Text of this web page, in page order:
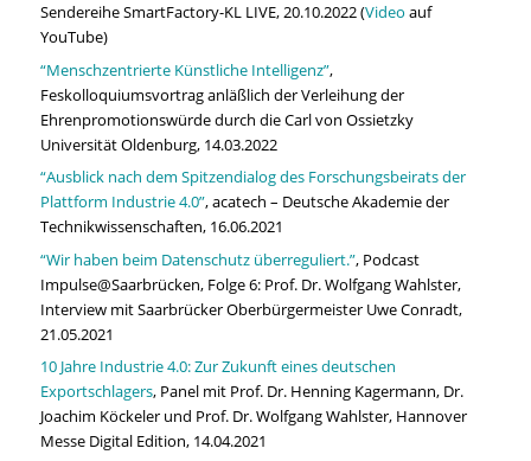
Sendereihe SmartFactory-KL LIVE, 20.10.2022 (Video auf
YouTube)
“Menschzentrierte Künstliche Intelligenz”,
Feskolloquiumsvortrag anläßlich der Verleihung der
Ehrenpromotionswürde durch die Carl von Ossietzky
Universität Oldenburg, 14.03.2022
“Ausblick nach dem Spitzendialog des Forschungsbeirats der
Plattform Industrie 4.0”, acatech – Deutsche Akademie der
Technikwissenschaften, 16.06.2021
“Wir haben beim Datenschutz überreguliert.”, Podcast
Impulse@Saarbrücken, Folge 6: Prof. Dr. Wolfgang Wahlster,
Interview mit Saarbrücker Oberbürgermeister Uwe Conradt,
21.05.2021
10 Jahre Industrie 4.0: Zur Zukunft eines deutschen
Exportschlagers, Panel mit Prof. Dr. Henning Kagermann, Dr.
Joachim Köckeler und Prof. Dr. Wolfgang Wahlster, Hannover
Messe Digital Edition, 14.04.2021